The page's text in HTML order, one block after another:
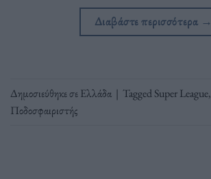
Διαβάστε περισσότερα →
Δημοσιεύθηκε σεΕλλάδα | TaggedSuper League,
Ποδοσφαιριστής